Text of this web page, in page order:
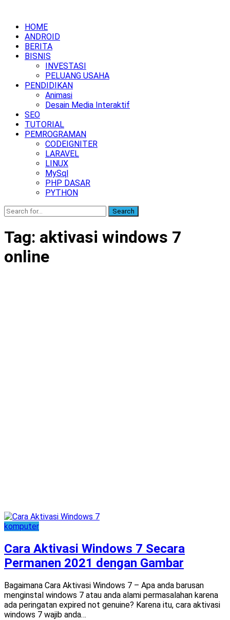
HOME
ANDROID
BERITA
BISNIS
INVESTASI
PELUANG USAHA
PENDIDIKAN
Animasi
Desain Media Interaktif
SEO
TUTORIAL
PEMROGRAMAN
CODEIGNITER
LARAVEL
LINUX
MySql
PHP DASAR
PYTHON
Search
Tag: aktivasi windows 7
online
komputer
Cara Aktivasi Windows 7 Secara
Permanen 2021 dengan Gambar
Bagaimana Cara Aktivasi Windows 7 – Apa anda barusan
menginstal windows 7 atau anda alami permasalahan karena
ada peringatan expired not genuine? Karena itu, cara aktivasi
windows 7 wajib anda…